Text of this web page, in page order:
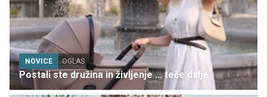
NOVICE OGLAS
Postali ste družina in življenje ... teče dalje